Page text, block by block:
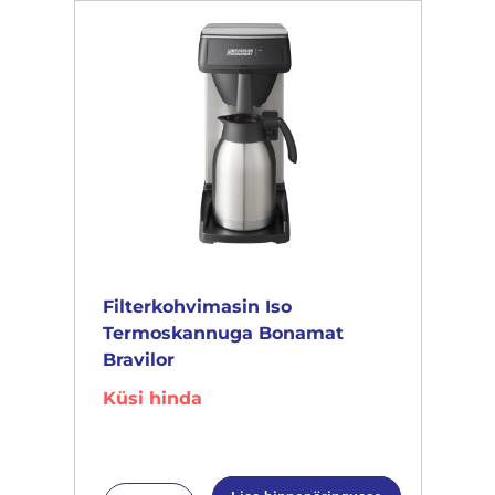
Filterkohvimasin Iso
Termoskannuga Bonamat
Bravilor
Küsi hinda